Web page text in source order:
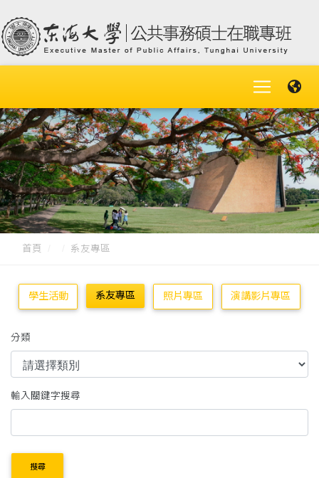
首頁 系友專區
學生活動 系友專區 照片專區 演講影片專區
分類
輸入關鍵字搜尋
搜尋